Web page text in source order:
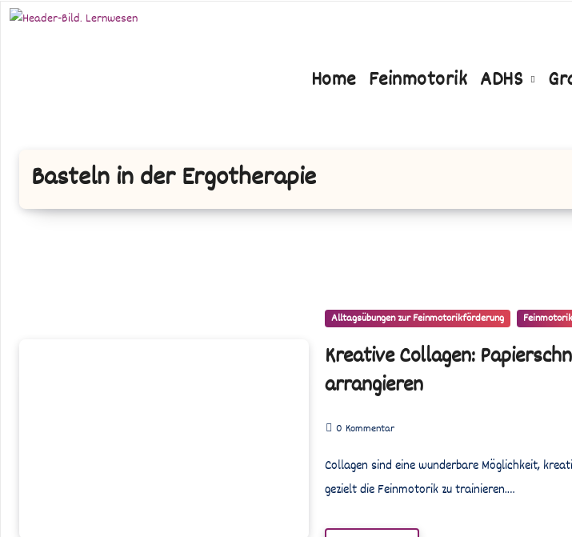
Zum
Home Feinmotorik ADHS
Basteln in der Ergotherapie
Alltagsübungen zur Feinmotorikförderung Feinmotorik
Kreative Collagen:
arrangieren
0 Kommentar
Collagen sind eine wunderbare Möglichkeit, kreativ zu werden und gleichzeitig
gezielt die Feinmotorik zu trainieren.…